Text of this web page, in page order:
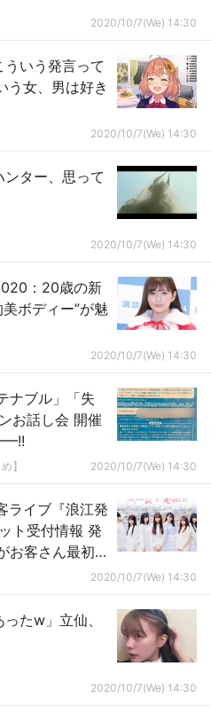
2020/10/7(We) 14:30
いう発言って
う女、男は好き
2020/10/7(We) 14:30
ンター、思って
2020/10/7(We) 14:30
：20歳の新
ボディー”が魅
2020/10/7(We) 14:30
ナブル」「失
お話し会 開催
】 2020/10/7(We) 14:30
ライブ『浪江発
ト受付情報 発
お客さん最初だ
2020/10/7(We) 14:30
たw」立仙、
2020/10/7(We) 14:30